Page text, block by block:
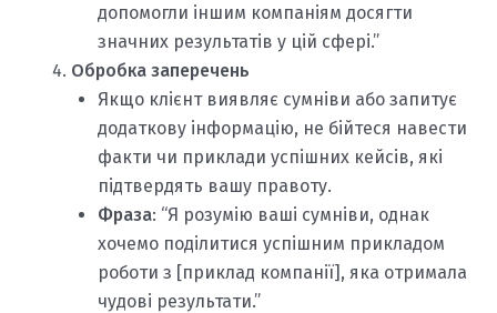
допомогли іншим компаніям досягти
значних результатів у цій сфері.”
Обробка заперечень
Якщо клієнт виявляє сумніви або запитує
додаткову інформацію, не бійтеся навести
факти чи приклади успішних кейсів, які
підтвердять вашу правоту.
Фраза: “Я розумію ваші сумніви, однак
хочемо поділитися успішним прикладом
роботи з [приклад компанії], яка отримала
чудові результати.”